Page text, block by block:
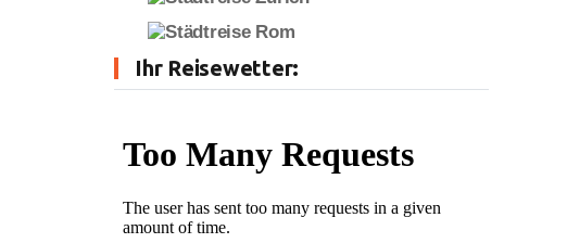
Ihr Reisewetter: